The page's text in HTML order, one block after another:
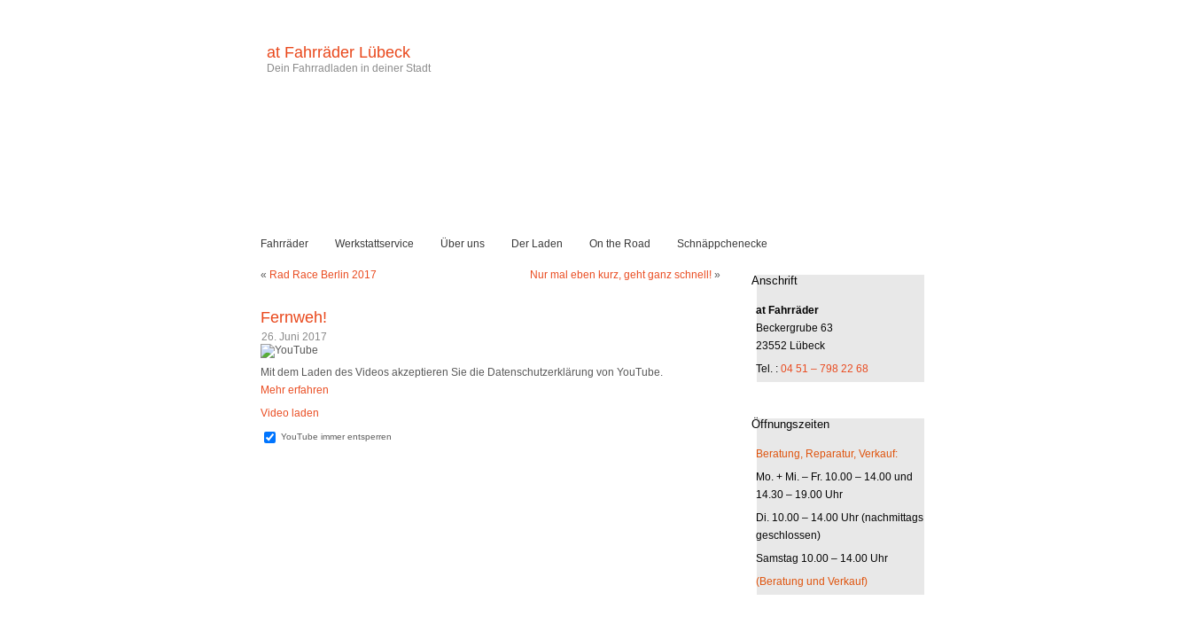
at Fahrräder Lübeck
Dein Fahrradladen in deiner Stadt
Fahrräder Werkstattservice Über uns Der Laden On the Road Schnäppchenecke
« Rad Race Berlin 2017 Nur mal eben kurz, geht ganz schnell! »
Fernweh!
26. Juni 2017
Mit dem Laden des Videos akzeptieren Sie die Datenschutzerklärung von YouTube.
Mehr erfahren
Video laden
YouTube immer entsperren
Anschrift
at Fahrräder
Beckergrube 63
23552 Lübeck
Tel. : 04 51 – 798 22 68
Öffnungszeiten
Beratung, Reparatur, Verkauf:
Mo. + Mi. – Fr. 10.00 – 14.00 und
14.30 – 19.00 Uhr
Di. 10.00 – 14.00 Uhr (nachmittags
geschlossen)
Samstag 10.00 – 14.00 Uhr
(Beratung und Verkauf)